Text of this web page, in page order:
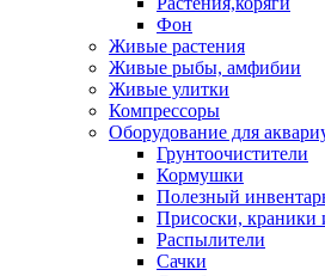
Фон
Живые растения
Живые рыбы, амфибии
Живые улитки
Компрессоры
Оборудование для
Грунтоочистители
Кормушки
Полезный
Присоски, краники
Распылители
Сачки